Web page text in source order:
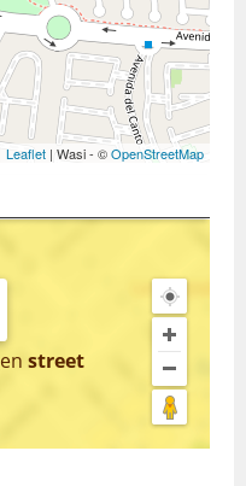
Leaflet | Wasi - ©OpenStreetMap
en street